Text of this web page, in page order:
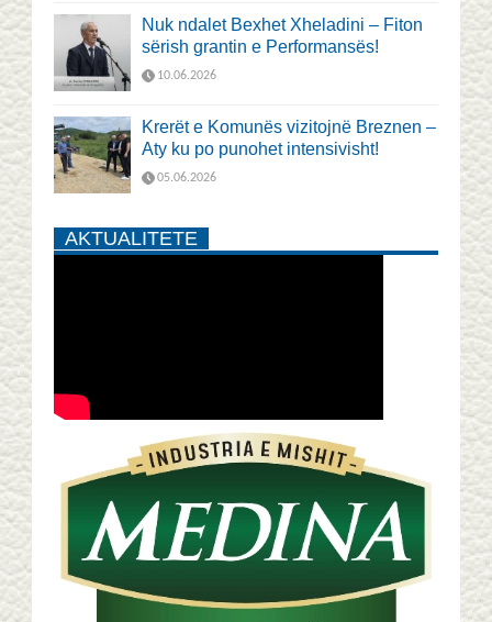
Nuk ndalet Bexhet Xheladini – Fiton
sërish grantin e Performansës!
10.06.2026
Krerët e Komunës vizitojnë Breznen –
Aty ku po punohet intensivisht!
05.06.2026
AKTUALITETE